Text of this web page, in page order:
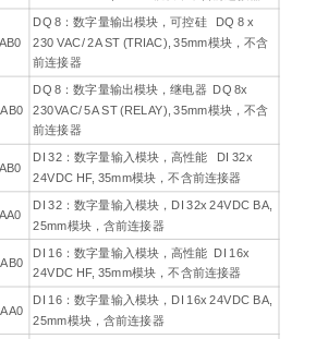
DQ 8：数字量输出模块，可控硅 DQ 8 x
230 VAC/ 2A ST (TRIAC), 35mm模块，不含
前连接器
DQ 8：数字量输出模块，继电器 DQ 8x
230VAC/ 5A ST (RELAY), 35mm模块，不含
前连接器
DI 32：数字量输入模块，高性能 DI 32x
24VDC HF, 35mm模块，不含前连接器
DI 32：数字量输入模块，DI 32x 24VDC BA,
25mm模块，含前连接器
DI 16：数字量输入模块，高性能 DI 16x
24VDC HF, 35mm模块，不含前连接器
DI 16：数字量输入模块，DI 16x 24VDC BA,
25mm模块，含前连接器